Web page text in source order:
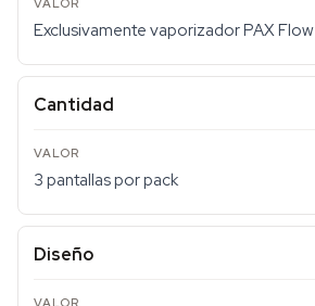
Exclusivamente vaporizador PAX Flow
Cantidad
3 pantallas por pack
Diseño